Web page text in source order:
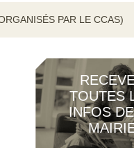
PAR LE CCAS)
TOUTES
INFOS